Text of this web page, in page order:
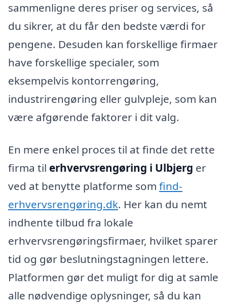
sammenligne deres priser og services, så
du sikrer, at du får den bedste værdi for
pengene. Desuden kan forskellige firmaer
have forskellige specialer, som
eksempelvis kontorrengøring,
industrirengøring eller gulvpleje, som kan
være afgørende faktorer i dit valg.
En mere enkel proces til at finde det rette
firma til erhvervsrengøring i Ulbjerg er
ved at benytte platforme som find-
erhvervsrengøring.dk. Her kan du nemt
indhente tilbud fra lokale
erhvervsrengøringsfirmaer, hvilket sparer
tid og gør beslutningstagningen lettere.
Platformen gør det muligt for dig at samle
alle nødvendige oplysninger, så du kan